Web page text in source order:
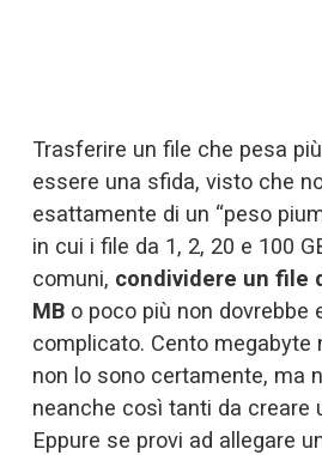
Trasferire un file che pesa
essere una sfida, visto che
esattamente di un “peso
in cui i file da 1, 2, 20 e 100
comuni, condividere un file
MB o poco più non dovrebbe
complicato. Cento megabyte
non lo sono certamente, ma
neanche così tanti da creare
Eppure se provi ad allegare